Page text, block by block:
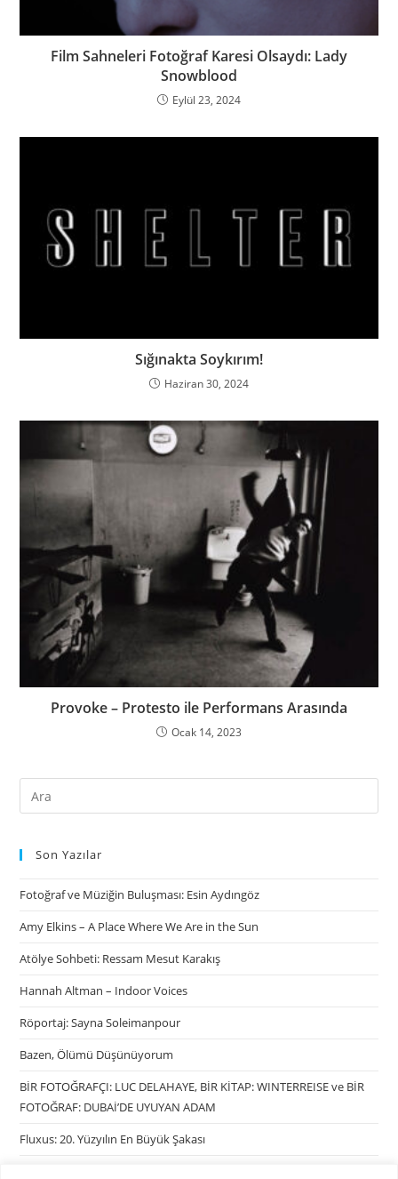
Film Sahneleri Fotoğraf Karesi Olsaydı: Lady
Snowblood
Eylül 23, 2024
Sığınakta Soykırım!
Haziran 30, 2024
Provoke – Protesto ile Performans Arasında
Ocak 14, 2023
Son Yazılar
Fotoğraf ve Müziğin Buluşması: Esin Aydıngöz
Amy Elkins – A Place Where We Are in the Sun
Atölye Sohbeti: Ressam Mesut Karakış
Hannah Altman – Indoor Voices
Röportaj: Sayna Soleimanpour
Bazen, Ölümü Düşünüyorum
BİR FOTOĞRAFÇI: LUC DELAHAYE, BİR KİTAP: WINTERREISE ve BİR
FOTOĞRAF: DUBAİ’DE UYUYAN ADAM
Fluxus: 20. Yüzyılın En Büyük Şakası